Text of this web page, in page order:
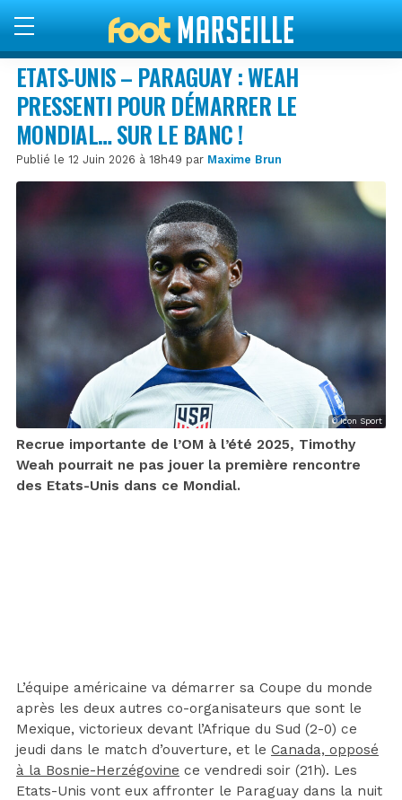
ETATS-UNIS – PARAGUAY : WEAH
PRESSENTI POUR DÉMARRER LE
MONDIAL… SUR LE BANC !
Publié le 12 Juin 2026 à 18h49 par Maxime Brun
© Icon Sport
Recrue importante de l’OM à l’été 2025, Timothy
Weah pourrait ne pas jouer la première rencontre
des Etats-Unis dans ce Mondial.
L’équipe américaine va démarrer sa Coupe du monde
après les deux autres co-organisateurs que sont le
Mexique, victorieux devant l’Afrique du Sud (2-0) ce
jeudi dans le match d’ouverture, et le Canada, opposé
à la Bosnie-Herzégovine ce vendredi soir (21h). Les
Etats-Unis vont eux affronter le Paraguay dans la nuit